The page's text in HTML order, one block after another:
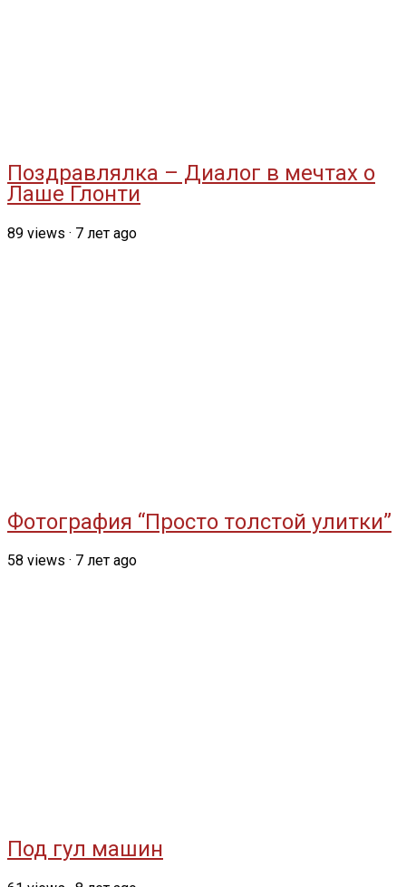
Поздравлялка – Диалог в мечтах о
Лаше Глонти
89 views · 7 лет ago
Фотография “Просто толстой улитки”
58 views · 7 лет ago
Под гул машин